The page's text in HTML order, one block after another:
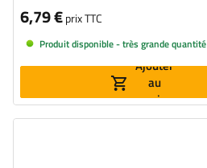
6,79 €prix TTC
Produit disponible - très grande quantité
Ajouter
au
panier